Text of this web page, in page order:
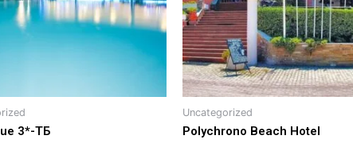
3*-ТБ
Uncategorized
Polychrono Beach Hotel